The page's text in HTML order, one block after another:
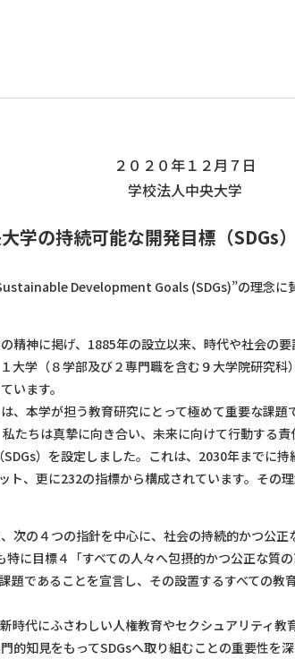
２０２０年１２月７日
学校法人中央大学
学の持続可能な開発目標（SDGs
Development Goals (SDGs)”の理念に
精神に掲げ、1885年の設立以来、時代や社会の
大学（８学部及び２専門職を含む９大学院研究
います。
、本学が担う教育研究にとって極めて重要な課
たちは真摯に向き合い、未来に向けて行動する責
）を設定しました。これは、2030年までに
ト、更に232の指標から構成されています。そ
の４つの指針を中心に、社会の持続的かつ公正
に目標４「すべての人々へ包摂的かつ公正な質
題であることを宣言し、その設置するすべての
代にふさわしい人権教育やセクシュアリティ教
知見をもってSDGsへ取り組むことの重要性を